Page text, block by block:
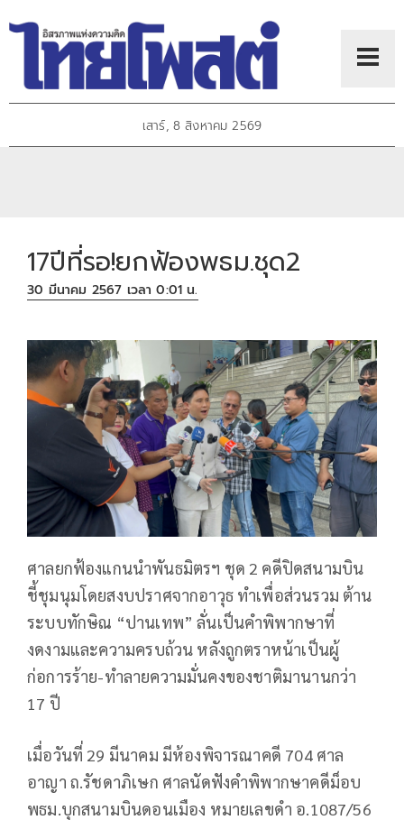
เสาร์, 8 สิงหาคม 2569
17ปีที่รอ!ยกฟ้องพธม.ชุด2
30 มีนาคม 2567 เวลา 0:01 น.
ศาลยกฟ้องแกนนำพันธมิตรฯ ชุด 2 คดีปิดสนามบิน
ชี้ชุมนุมโดยสงบปราศจากอาวุธ ทำเพื่อส่วนรวม ต้าน
ระบบทักษิณ “ปานเทพ” ลั่นเป็นคำพิพากษาที่
งดงามและความครบถ้วน หลังถูกตราหน้าเป็นผู้
ก่อการร้าย-ทำลายความมั่นคงของชาติมานานกว่า
17 ปี
เมื่อวันที่ 29 มีนาคม มีห้องพิจารณาคดี 704 ศาล
อาญา ถ.รัชดาภิเษก ศาลนัดฟังคำพิพากษาคดีม็อบ
พธม.บุกสนามบินดอนเมือง หมายเลขดำ อ.1087/56